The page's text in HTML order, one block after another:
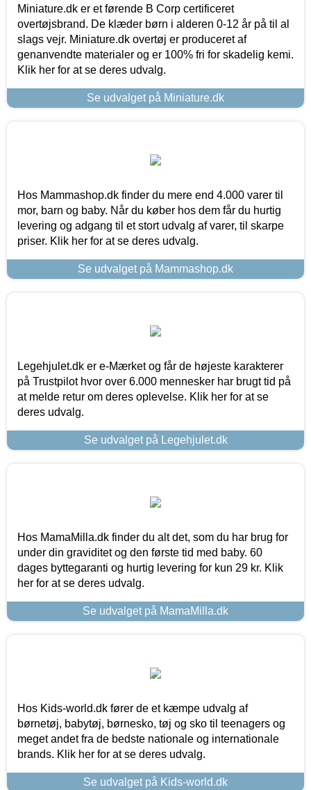
Miniature.dk er et førende B Corp certificeret
overtøjsbrand. De klæder børn i alderen 0-12 år på til al
slags vejr. Miniature.dk overtøj er produceret af
genanvendte materialer og er 100% fri for skadelig kemi.
Klik her for at se deres udvalg.
Se udvalget på Miniature.dk
Hos Mammashop.dk finder du mere end 4.000 varer til
mor, barn og baby. Når du køber hos dem får du hurtig
levering og adgang til et stort udvalg af varer, til skarpe
priser. Klik her for at se deres udvalg.
Se udvalget på Mammashop.dk
Legehjulet.dk er e-Mærket og får de højeste karakterer
på Trustpilot hvor over 6.000 mennesker har brugt tid på
at melde retur om deres oplevelse. Klik her for at se
deres udvalg.
Se udvalget på Legehjulet.dk
Hos MamaMilla.dk finder du alt det, som du har brug for
under din graviditet og den første tid med baby. 60
dages byttegaranti og hurtig levering for kun 29 kr. Klik
her for at se deres udvalg.
Se udvalget på MamaMilla.dk
Hos Kids-world.dk fører de et kæmpe udvalg af
børnetøj, babytøj, børnesko, tøj og sko til teenagers og
meget andet fra de bedste nationale og internationale
brands. Klik her for at se deres udvalg.
Se udvalget på Kids-world.dk